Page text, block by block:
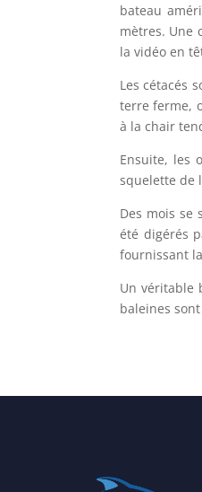
bateau
mètres. Une
la vidéo en
Les cétacés
terre ferme,
à la chair
Ensuite, les
squelette de
Des mois se
été digérés
fournissant
Un véritable
baleines